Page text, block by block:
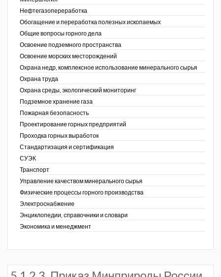
Нефтегазопереработка
Обогащение и переработка полезных ископаемых
Общие вопросы горного дела
Освоение подземного пространства
Освоение морских месторождений
Охрана недр, комплексное использование минерального сырья
Охрана труда
Охрана среды, экологический мониторинг
Подземное хранение газа
Пожарная безопасность
Проектирование горных предприятий
Проходка горных выработок
Стандартизация и сертификация
СУЭК
Транспорт
Управление качеством минерального сырья
Физические процессы горного производства
Электроснабжение
Энциклопедии, справочники и словари
Экономика и менеджмент